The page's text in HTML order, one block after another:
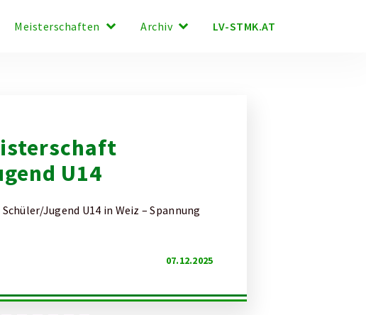
Meisterschaften keyboard_arrow_down Archiv keyboard_arrow_down LV-STMK.AT
U14
Jugend U14 in Weiz – Spannung
07.12.2025